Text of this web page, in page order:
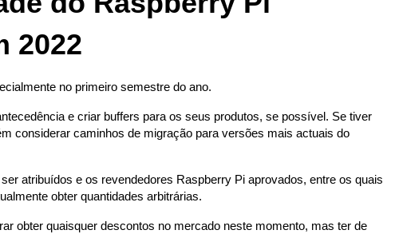
2022
no primeiro semestre do ano.
e criar buffers para os seus produtos, se possível. Se tiver
considerar caminhos de migração para versões mais actuais do
atribuídos e os revendedores Raspberry Pi aprovados, entre os quais
obter quantidades arbitrárias.
obter quaisquer descontos no mercado neste momento, mas ter de